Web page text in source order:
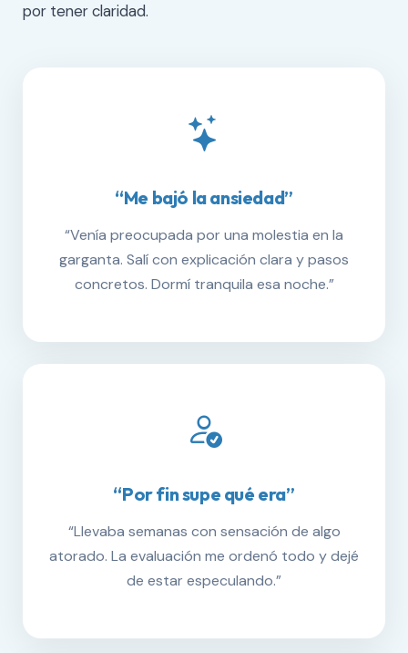
por tener claridad.
“Me bajó la ansiedad”
“Venía preocupada por una molestia en la
garganta. Salí con explicación clara y pasos
concretos. Dormí tranquila esa noche.”
“Por fin supe qué era”
“Llevaba semanas con sensación de algo
atorado. La evaluación me ordenó todo y dejé
de estar especulando.”